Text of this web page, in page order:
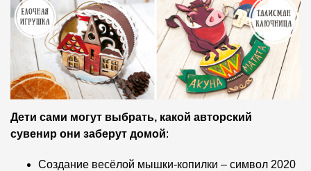
Дети сами могут выбрать, какой авторский
сувенир они заберут домой:
Создание весёлой мышки-копилки – символ 2020